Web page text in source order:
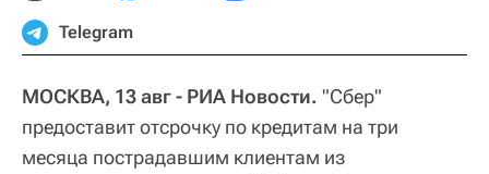
Telegram
МОСКВА, 13 авг - РИА Новости. "Сбер"
предоставит отсрочку по кредитам на три
месяца пострадавшим клиентам из